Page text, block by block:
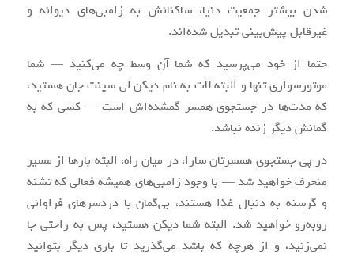
شدن بیشتر جمعیت دنیا، ساکنانش به زامبی‌های دیوانه و
غیرقابل پیش‌بینی تبدیل شده‌اند.
حتما از خود می‌پرسید که شما آن وسط چه می‌کنید — شما
موتور‌سواری تنها و البته لات به نام دیکن لی سینت جان هستید،
که مدت‌ها در جستجوی همسر گمشده‌اش است — کسی که به
گمانش دیگر زنده نباشد.
در پی جستجوی همسرتان سارا، در میان راه، البته بارها از مسیر
منحرف خواهید شد — با وجود زامبی‌های همیشه فعالی که تشنه
و گرسنه به دنبال غذا هستند، بی‌گمان با دردسرهای فراوانی
روبه‌رو خواهید شد. البته شما دیکن هستید، پس به راحتی جا
نمی‌زنید، و از هرچه که باشد می‌گذرید تا باری دیگر بتوانید